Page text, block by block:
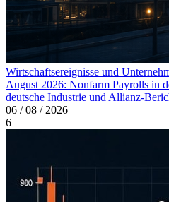
Wirtschaftsereignisse und
August 2026: Nonfarm Payrolls in
deutsche Industrie und Allianz-
06 / 08 / 2026
6